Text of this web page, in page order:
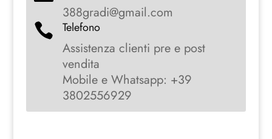
388gradi@gmail.com
 Telefono
Assistenza clienti pre e post
vendita
Mobile e Whatsapp: +39
3802556929